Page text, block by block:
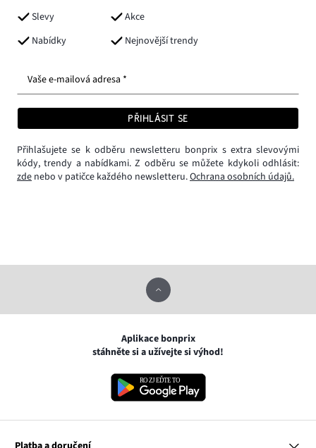
Slevy
Akce
Nabídky
Nejnovější trendy
Vaše e-mailová adresa *
PŘIHLÁSIT SE
Přihlašujete se k odběru newsletteru bonprix s extra slevovými
kódy, trendy a nabídkami. Z odběru se můžete kdykoli odhlásit:
zde nebo v patičce každého newsletteru.Ochrana osobních údajů.
Aplikace bonprix
stáhněte si a užívejte si výhod!